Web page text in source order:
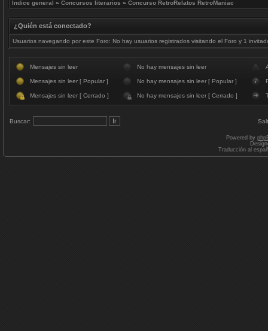
Índice general » Concursos literarios » Concurso RetroRelatos RetroManiac
¿Quién está conectado?
Usuarios navegando por este Foro: No hay usuarios registrados visitando el Foro y 1
Mensajes sin leer No hay mensajes sin leer
Mensajes sin leer [ Popular ] No hay mensajes sin leer [ Popular ]
Mensajes sin leer [ Cerrado ] No hay mensajes sin leer [ Cerrado ]
Buscar:
Powered by
Traducción al